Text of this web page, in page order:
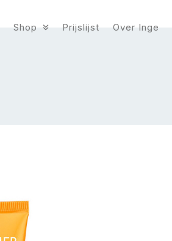
Shop Prijslijst Over Inge